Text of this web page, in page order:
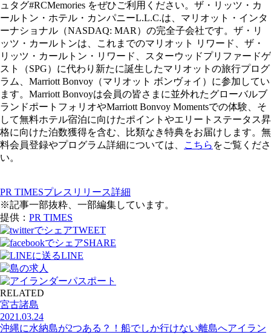
ュタグ#RCMemories をぜひご利用ください。ザ・リッツ・カ
ールトン・ホテル・カンパニーL.L.C.は、マリオット・インタ
ーナショナル（NASDAQ: MAR）の完全子会社です。ザ・リ
ッツ・カールトンは、これまでのマリオット リワード、ザ・
リッツ・カールトン・リワード、スターウッドプリファードゲ
スト（SPG）に代わり新たに誕生したマリオットの旅行プログ
ラム、Marriott Bonvoy（マリオット ボンヴォイ）に参加してい
ます。Marriott Bonvoyは会員の皆さまに並外れたグローバルブ
ランドポートフォリオやMarriott Bonvoy Momentsでの体験、そ
して無料ホテル宿泊に向けたポイントやエリートステータス昇
格に向けた泊数獲得を含む、比類なき特典をお届けします。無
料会員登録やプログラム詳細については、
こちら をご覧くださ
い。
PR TIMESプレスリリース詳細
※記事一部抜粋、一部編集しています。
提供： PR TIMES
TWEET
SHARE
LINE
RELATED
宮古諸島
2021.03.24
沖縄に水納島が2つある？！船でしか行けない離島へアイラン